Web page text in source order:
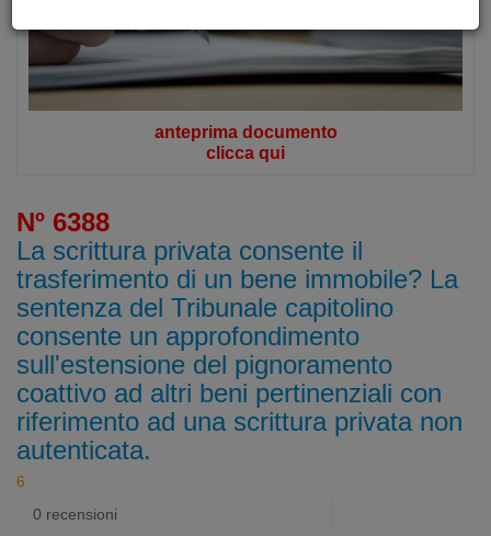
anteprima documento
clicca qui
Nº 6388
La scrittura privata consente il
trasferimento di un bene immobile? La
sentenza del Tribunale capitolino
consente un approfondimento
sull'estensione del pignoramento
coattivo ad altri beni pertinenziali con
riferimento ad una scrittura privata non
autenticata.
0 recensioni